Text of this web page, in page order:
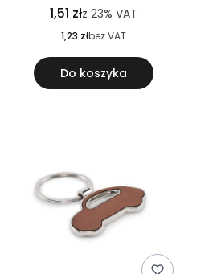
1,51 złz 23% VAT
1,23 złbez VAT
Do koszyka